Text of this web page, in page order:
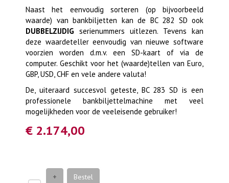
Naast het eenvoudig sorteren (op bijvoorbeeld
waarde) van bankbiljetten kan de BC 282 SD ook
DUBBELZIJDIG serienummers uitlezen. Tevens kan
deze waardeteller eenvoudig van nieuwe software
voorzien worden d.m.v. een SD-kaart of via de
computer. Geschikt voor het (waarde)tellen van Euro,
GBP, USD, CHF en vele andere valuta!
De, uiteraard succesvol geteste, BC 283 SD is een
professionele bankbiljettelmachine met veel
mogelijkheden voor de veeleisende gebruiker!
€ 2.174,00
+ Bestel